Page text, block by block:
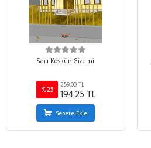
Sarı Köşkün Gizemi
%25
259,00 TL
194,25 TL
Sepete Ekle